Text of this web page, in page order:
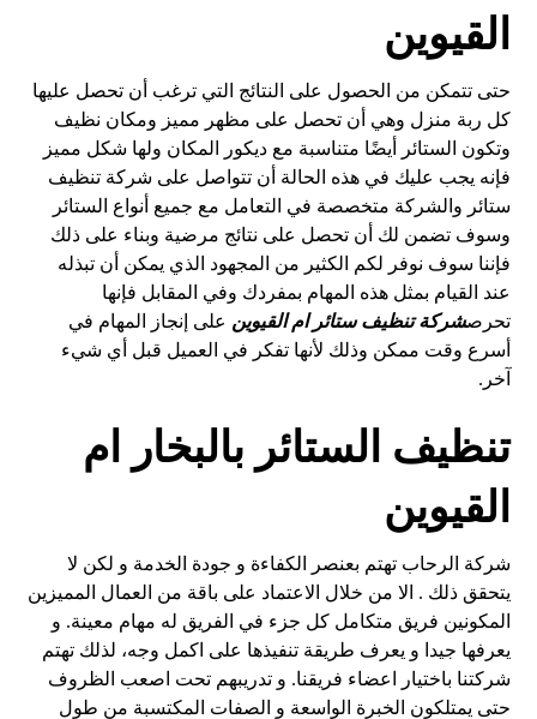
القيوين
حتى تتمكن من الحصول على النتائج التي ترغب أن تحصل عليها
كل ربة منزل وهي أن تحصل على مظهر مميز ومكان نظيف
وتكون الستائر أيضًا متناسبة مع ديكور المكان ولها شكل مميز
فإنه يجب عليك في هذه الحالة أن تتواصل على شركة تنظيف
ستائر والشركة متخصصة في التعامل مع جميع أنواع الستائر
وسوف تضمن لك أن تحصل على نتائج مرضية وبناء على ذلك
فإننا سوف نوفر لكم الكثير من المجهود الذي يمكن أن تبذله
عند القيام بمثل هذه المهام بمفردك وفي المقابل فإنها
تحرصشركة تنظيف ستائر ام القيوين على إنجاز المهام في
أسرع وقت ممكن وذلك لأنها تفكر في العميل قبل أي شيء
آخر.
تنظيف الستائر بالبخار ام
القيوين
شركة الرحاب تهتم بعنصر الكفاءة و جودة الخدمة و لكن لا
يتحقق ذلك . الا من خلال الاعتماد على باقة من العمال المميزين
المكونين فريق متكامل كل جزء في الفريق له مهام معينة. و
يعرفها جيدا و يعرف طريقة تنفيذها على اكمل وجه، لذلك تهتم
شركتنا باختيار اعضاء فريقنا. و تدريبهم تحت اصعب الظروف
حتى يمتلكون الخبرة الواسعة و الصفات المكتسبة من طول